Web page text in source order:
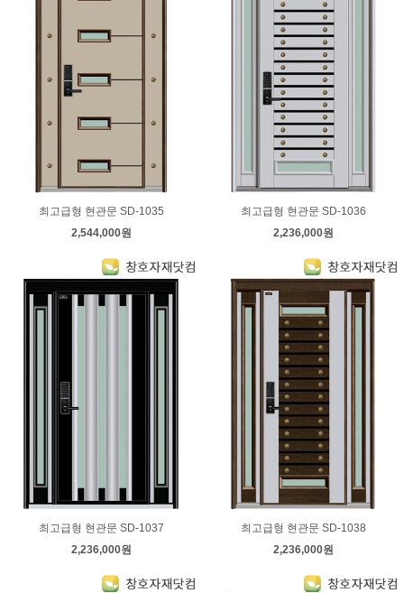
최고급형 현관문 SD-1035
2,544,000원
최고급형 현관문 SD-1036
2,236,000원
최고급형 현관문 SD-1037
2,236,000원
최고급형 현관문 SD-1038
2,236,000원